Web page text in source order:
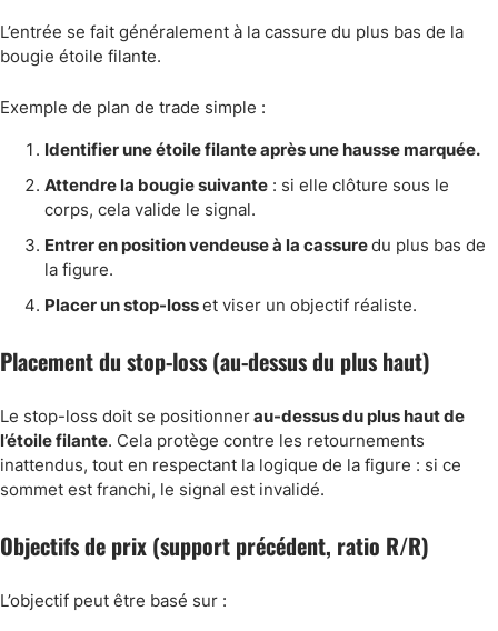
L’entrée se fait généralement à la cassure du plus bas de la
bougie étoile filante.
Exemple de plan de trade simple :
Identifier une étoile filante après une hausse marquée.
Attendre la bougie suivante : si elle clôture sous le
corps, cela valide le signal.
Entrer en position vendeuse à la cassuredu plus bas de
la figure.
Placer un stop-losset viser un objectif réaliste.
Placement du stop-loss (au-dessus du plus haut)
Le stop-loss doit se positionnerau-dessus du plus haut de
l’étoile filante. Cela protège contre les retournements
inattendus, tout en respectant la logique de la figure : si ce
sommet est franchi, le signal est invalidé.
Objectifs de prix (support précédent, ratio R/R)
L’objectif peut être basé sur :